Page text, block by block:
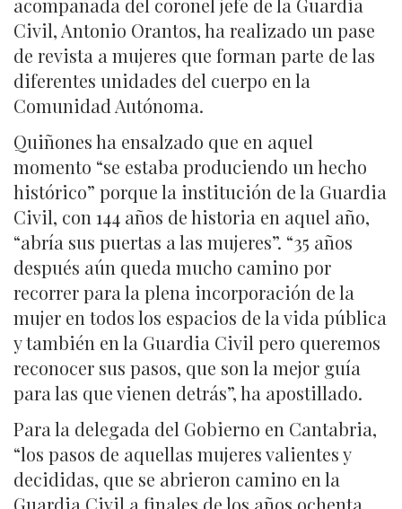
Civil, Antonio Orantos, ha realizado un pase
de revista a mujeres que forman parte de las
diferentes unidades del cuerpo en la
Comunidad Autónoma.
Quiñones ha ensalzado que en aquel
momento “se estaba produciendo un hecho
histórico” porque la institución de la Guardia
Civil, con 144 años de historia en aquel año,
“abría sus puertas a las mujeres”. “35 años
después aún queda mucho camino por
recorrer para la plena incorporación de la
mujer en todos los espacios de la vida pública
y también en la Guardia Civil pero queremos
reconocer sus pasos, que son la mejor guía
para las que vienen detrás”, ha apostillado.
Para la delegada del Gobierno en Cantabria,
“los pasos de aquellas mujeres valientes y
decididas, que se abrieron camino en la
Guardia Civil a finales de los años ochenta,